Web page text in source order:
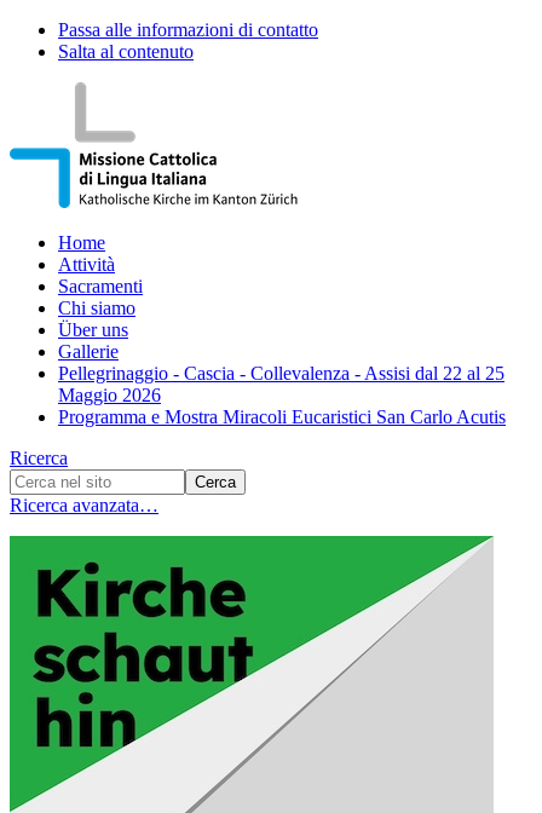
Passa alle informazioni di contatto
Salta al contenuto
Home
Attività
Sacramenti
Chi siamo
Über uns
Gallerie
Pellegrinaggio - Cascia - Collevalenza - Assisi dal 22 al 25
Maggio 2026
Programma e Mostra Miracoli Eucaristici San Carlo Acutis
Ricerca
Ricerca avanzata…